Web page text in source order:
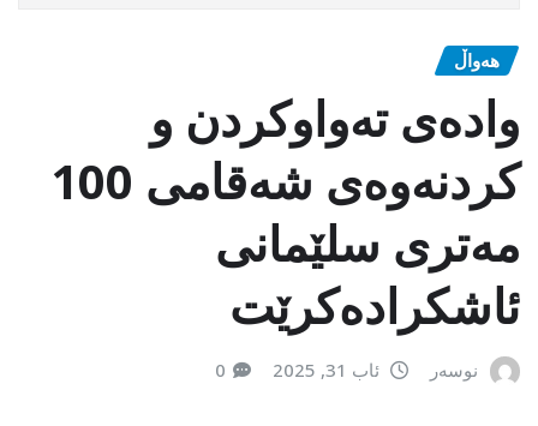
هەواڵ
وادەی تەواوکردن و
کردنەوەی شەقامی 100
مەتری سلێمانی
ئاشکرادەکرێت
نوسەر ئاب 31, 2025 0